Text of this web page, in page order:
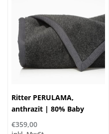
Ritter PERULAMA,
anthrazit | 80% Baby
Alpaka, 20% Schurwolle |
...verschiedene Größen
€359,00